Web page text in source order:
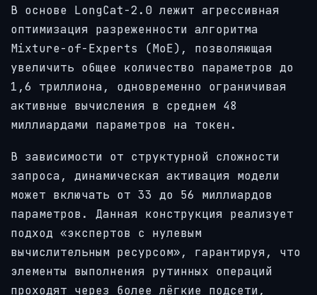
В основе LongCat-2.0 лежит агрессивная
оптимизация разреженности алгоритма
Mixture-of-Experts (MoE), позволяющая
увеличить общее количество параметров до
1,6 триллиона, одновременно ограничивая
активные вычисления в среднем 48
миллиардами параметров на токен.
В зависимости от структурной сложности
запроса, динамическая активация модели
может включать от 33 до 56 миллиардов
параметров. Данная конструкция реализует
подход «экспертов с нулевым
вычислительным ресурсом», гарантируя, что
элементы выполнения рутинных операций
проходят через более лёгкие подсети,